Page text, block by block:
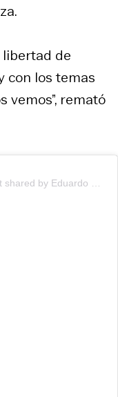
libertad de
con los temas
vemos”, remató